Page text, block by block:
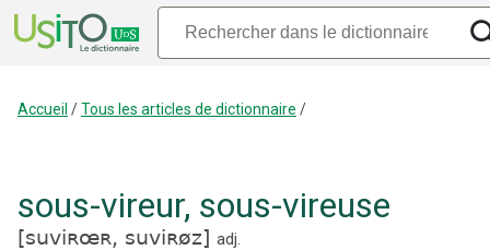
Accueil /Tous les articles de dictionnaire /
sous-vireur, sous-vireuse
[suviʀœʀ, suviʀøz] adj.